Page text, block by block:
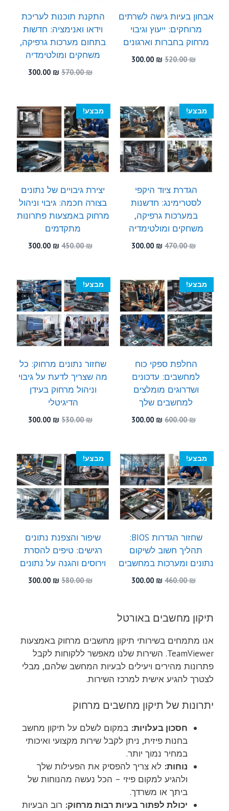
אבחון בעיות גישה לשרתים
מרוחקים: ייעוץ וגיבוי
מרחוק בחברות וארגונים
520.00₪
המחיר
300.00 ₪
התקנת תוכנות לעריכת
וידאו ואנימציה: חדשות
בתחום מערכות גרפיקה,
משחקים ומולטימדיה
570.00₪
המחיר
300.00 ₪
המחיר
מבצע!
הגדרת ציוד היקפי
לסטרימינג: חדשנות
במערכות גרפיקה,
משחקים ומולטימדיה
470.00₪
המחיר
470.00 ₪.
300.00 ₪
300.00 ₪.
מבצע!
יצירת גיבויים של נתונים
בצורה חכמה: גיבוי וניהול
מרחוק באמצעות פתרונות
מתקדמים
450.00₪
המחיר
450.00 ₪.
300.00 ₪
המחיר
300.00 ₪.
מבצע!
החלפת ספקי כוח
למחשבים: עדכונים
ושדרוגים מומלצים
למחשבים שלך
600.00₪
המחיר
300.00 ₪
300.00 ₪.
מבצע!
שחזור נתונים מרחוק: כל
מה שצריך לדעת על גיבוי
וניהול מרחוק בעידן
הדיגיטלי
530.00₪
המחיר
300.00 ₪
המחיר
מבצע!
שחזור הגדרות BIOS:
תהליך חשוב לשיקום
נתונים ומערכות במחשבים
460.00₪
המחיר
300.00 ₪
300.00 ₪.
מבצע!
שיפור והצפנת נתונים
רגישים: טיפים להסרת
וירוסים והגנה על נתונים
580.00₪
המחיר
300.00 ₪
המחיר
תיקון מחשבים באורטל
אנו מתמחים בשירותי תיקון מחשבים מרחוק באמצעות
TeamViewer. השירות שלנו מאפשר ללקוחות לקבל
פתרונות מהירים ויעילים לבעיות המחשב שלהם, מבלי
לצטרך להגיע אישית למרכז השירות.
יתרונות של תיקון מחשבים מרחוק
חסכון בעלויות: במקום לשלם על תיקון מחשב
בחנות פיזית, ניתן לקבל שירות מקצועי ואיכותי
במחיר נמוך יותר.
נוחות: לא צריך להפסיק את הפעילות שלך
ולהגיע למקום פיזי – הכל נעשה מהנוחות של
ביתך או משרדך.
יכולת לפתור בעיות רבות מרחוק: רוב הבעיות